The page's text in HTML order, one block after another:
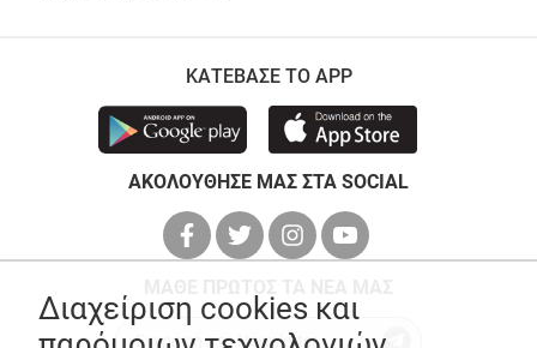
ΚΑΤΕΒΑΣΕ ΤΟ APP
ΑΚΟΛΟΥΘΗΣΕ ΜΑΣ ΣΤΑ SOCIAL
Διαχείριση cookies και